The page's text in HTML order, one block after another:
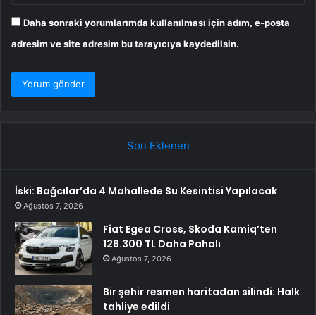
Daha sonraki yorumlarımda kullanılması için adım, e-posta
adresim ve site adresim bu tarayıcıya kaydedilsin.
Son Eklenen
İski: Bağcılar’da 4 Mahallede Su Kesintisi Yapılacak
Ağustos 7, 2026
Fiat Egea Cross, Skoda Kamiq’ten
126.300 TL Daha Pahalı
Ağustos 7, 2026
Bir şehir resmen haritadan silindi: Halk
tahliye edildi